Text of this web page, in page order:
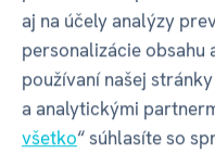
Šírka balenia
Hĺbka balenia
aj na účely analýzy
personalizácie obsahu
používaní našej
a analytickými
všetko“ súhlasíte so